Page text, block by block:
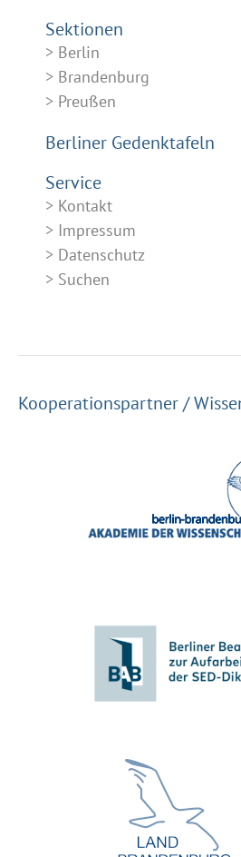
Sektionen
Berlin
Brandenburg
Preußen
Berliner Gedenktafeln
Service
Kontakt
Impressum
Datenschutz
Suchen
Kooperationspartner /